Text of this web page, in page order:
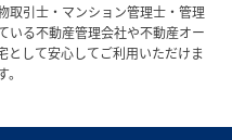
取引士・マンション管理士・管理
いる不動産管理会社や不動産オー
として安心してご利用いただけま